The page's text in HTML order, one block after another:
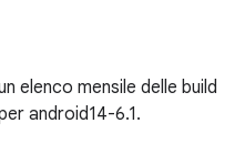
elenco mensile delle build
android14-6.1.